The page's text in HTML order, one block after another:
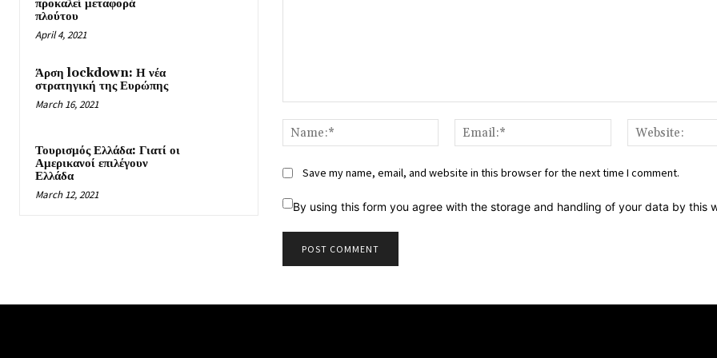
προκαλεί μεταφορά
πλούτου
April 4, 2021
Άρση lockdown: Η νέα
στρατηγική της Ευρώπης
March 16, 2021
Τουρισμός Ελλάδα: Γιατί οι
Αμερικανοί επιλέγουν
Ελλάδα
March 12, 2021
Name:*
Email:*
Save my name, email, and website in this browser for the next time I comment.
By using this form you agree with the storage and handling of your data by this